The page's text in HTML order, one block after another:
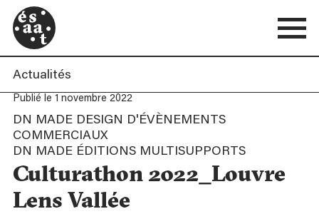
Actualités
Publié le 1 novembre 2022
DN MADE DESIGN D'ÉVÈNEMENTS
COMMERCIAUX
DN MADE ÉDITIONS MULTISUPPORTS
Culturathon 2022_Louvre
Lens Vallée